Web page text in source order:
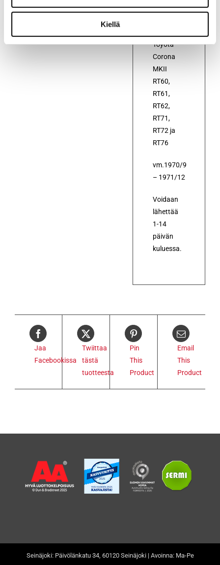
Kiellä
virranjakajan
Toyota
Corona
MKII
RT60,
RT61,
RT62,
RT71,
RT72 ja
RT76
vm.1970/9
– 1971/12
Voidaan
lähettää
1-14
päivän
kuluessa.
Jaa
Facebookissa
Twiittaa
tästä
tuotteesta
Pin
This
Product
Email
This
Product
Seinäjoki: Päivölänkatu 34, 60120 Seinäjoki | Avoinna: Ma-Pe